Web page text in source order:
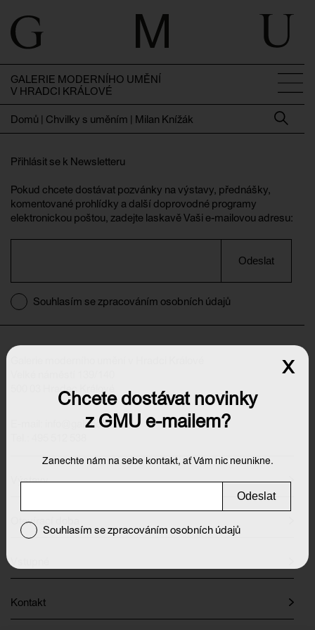
GALERIE MODERNÍHO UMĚNÍ
V HRADCI KRÁLOVÉ
Domů | Chvilky s uměním | Milan Knížák
Přihlásit se k Newsletteru
Pokud chcete dostávat pozvánky na výstavy, přednášky,
komentované prohlídky a další doprovodné programy
elektronickou poštou, zadejte laskavě Vaši e-mailovou adresu:
Odeslat
Souhlasím se zpracováním osobních údajů
500 03 Hradec Králové
info@galeriehk.cz
Výstavy
Otevírací doba
Kontakt
Chcete dostávat novinky
z GMU e-mailem?
Zanechte nám na sebe kontakt, ať Vám nic neunikne.
Odeslat
Souhlasím se zpracováním osobních údajů
x